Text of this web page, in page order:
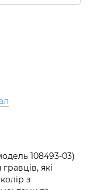
108493-03)
які
з